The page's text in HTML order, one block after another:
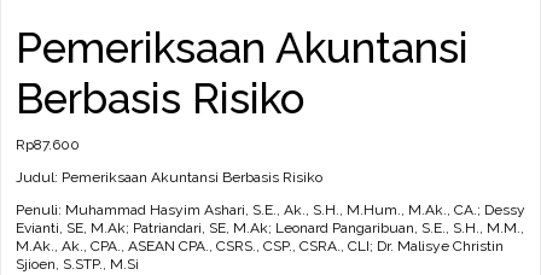
Pemeriksaan Akuntansi
Berbasis Risiko
Rp87.600
Judul: Pemeriksaan Akuntansi Berbasis Risiko
Penuli: Muhammad Hasyim Ashari, S.E., Ak., S.H., M.Hum., M.Ak., CA.; Dessy
Evianti, SE, M.Ak; Patriandari, SE, M.Ak; Leonard Pangaribuan, S.E., S.H., M.M.,
M.Ak., Ak., CPA., ASEAN CPA., CSRS., CSP., CSRA., CLI; Dr. Malisye Christin
Sjioen, S.STP., M.Si